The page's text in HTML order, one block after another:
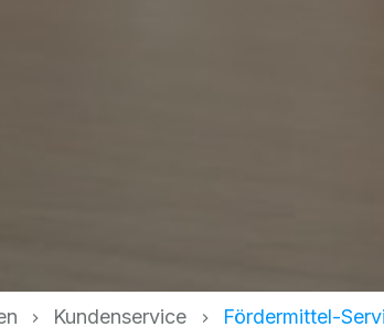
Kundenservice Fördermittel-